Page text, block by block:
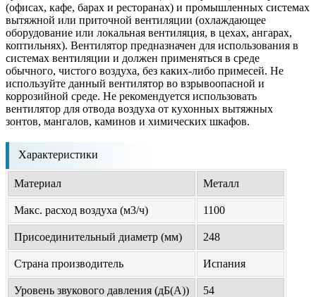
(офисах, кафе, барах и ресторанах) и промышленных системах
вытяжной или приточной вентиляции (охлаждающее
оборудование или локальная вентиляция, в цехах, ангарах,
коптильнях). Вентилятор предназначен для использования в
системах вентиляции и должен применяться в среде
обычного, чистого воздуха, без каких-либо примесей. Не
используйте данный вентилятор во взрывоопасной и
коррозийной среде. Не рекомендуется использовать
вентилятор для отвода воздуха от кухонных вытяжных
зонтов, мангалов, каминов и химических шкафов.
Характеристики
Материал Металл
Макс. расход воздуха (м3/ч) 1100
Присоединительный диаметр (мм) 248
Страна производитель Испания
Уровень звукового давления (дБ(А)) 54